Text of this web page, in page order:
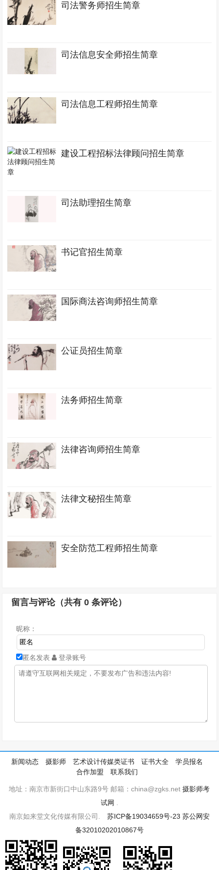
司法警务师招生简章
司法信息安全师招生简章
司法信息工程师招生简章
建设工程招标法律顾问招生简章
司法助理招生简章
书记官招生简章
国际商法咨询师招生简章
公证员招生简章
法务师招生简章
法律咨询师招生简章
法律文秘招生简章
安全防范工程师招生简章
留言与评论（共有0 条评论）
昵称：
匿名发表 登录账号
新闻动态 摄影师 艺术设计传媒类证书 证书大全
学员报名
合作加盟
联系我们
地址：南京市新街口中山东路9号 邮箱：china@zgks.net摄影师考
试网
南京如来堂文化传媒有限公司. 苏ICP备19034659号-23 苏公网安
备32010202010867号